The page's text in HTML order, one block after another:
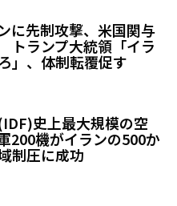
に先制攻撃、米国関与
ランプ大統領「イラ
」、体制転覆促す
史上最大規模の空
200機がイランの500か
制圧に成功